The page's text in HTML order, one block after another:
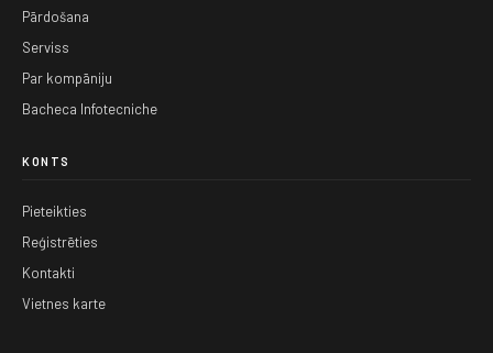
Pārdošana
Serviss
Par kompāniju
Bacheca Infotecniche
KONTS
Pieteikties
Reģistrēties
Kontakti
Vietnes karte